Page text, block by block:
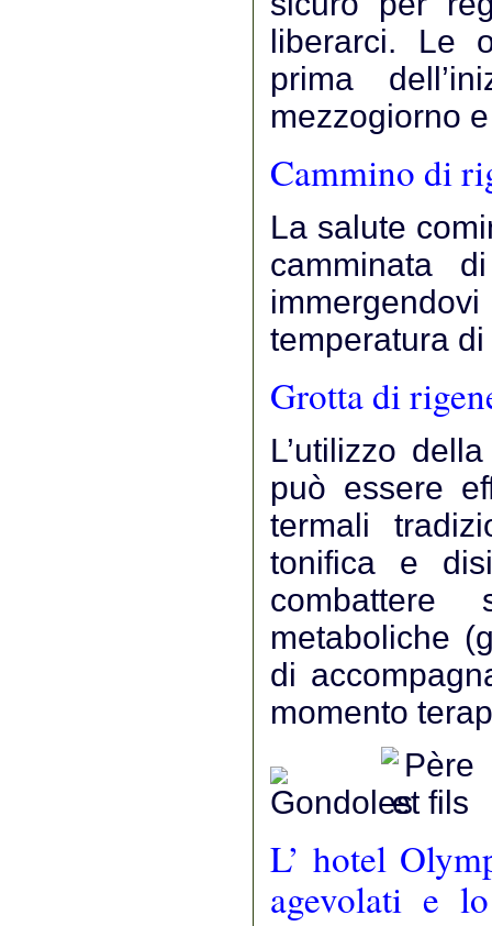
liberarci. Le
prima
mezzogiorno
Cammino di
La salute
camminata
temperatura
Grotta di
L’utilizzo
può essere
termali
tonifica e
metaboliche
di
momento
L’ hotel
agevolati e